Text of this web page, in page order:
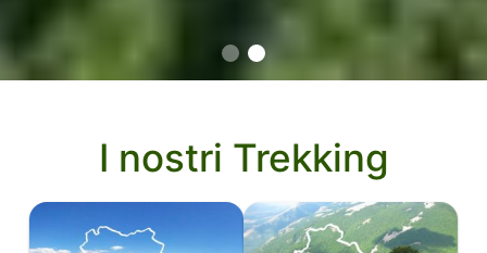
I nostri Trekking